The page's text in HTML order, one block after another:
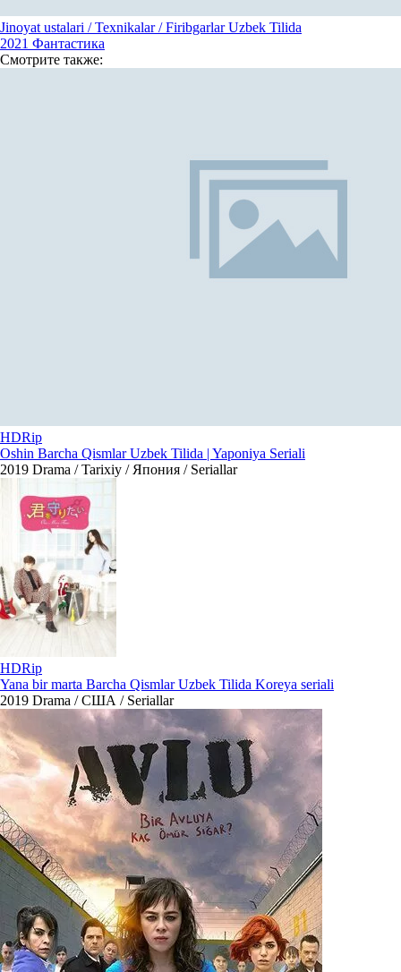
Jinoyat ustalari / Texnikalar / Firibgarlar Uzbek Tilida
2021 Фантастика
Смотрите также:
HDRip
Oshin Barcha Qismlar Uzbek Tilida | Yaponiya Seriali
2019 Drama / Tarixiy / Япония / Seriallar
HDRip
Yana bir marta Barcha Qismlar Uzbek Tilida Koreya seriali
2019 Drama / США / Seriallar